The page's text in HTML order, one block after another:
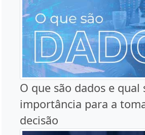
O que são dados e qual
importância para a
decisão